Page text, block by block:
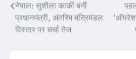
Post
navigation
नेपाल: सुशीला कार्की बनीं
प्रधानमंत्री, अंतरिम मंत्रिमंडल
विस्तार पर चर्चा तेज